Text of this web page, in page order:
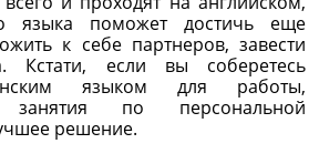
языка поможет достичь еще
к себе партнеров, завести
Кстати, если вы соберетесь
языком для работы,
занятия по персональной
решение.